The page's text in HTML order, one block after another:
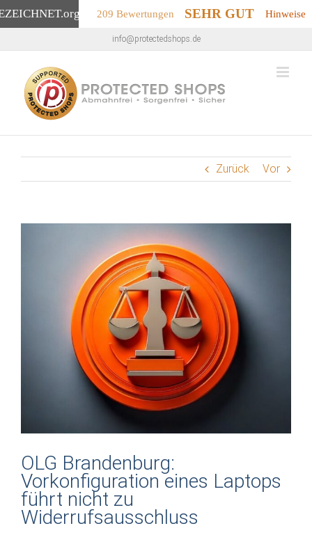
.org 209 Bewertungen SEHR GUT Hinweise
Inhalt
springen
info@protectedshops.de
Zurück Vor
OLG Brandenburg:
Vorkonfiguration eines Laptops
führt nicht zu
Widerrufsausschluss